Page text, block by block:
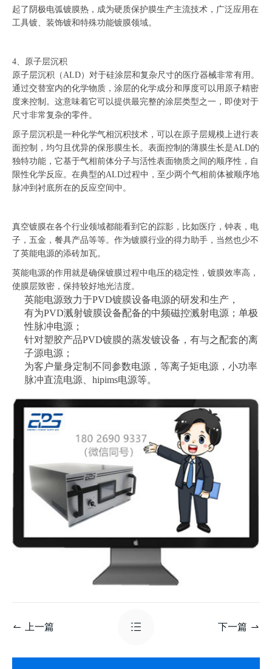
起了阴极电弧镀膜热，成为硬质保护膜生产主流技术，广泛应用在
工具镀、装饰镀和特殊功能镀膜领域。
4、原子层沉积
原子层沉积（ALD）对于硅涂层和复杂尺寸的医疗器械非常有用。
通过交替室内的化学物质，涂层的化学成分和厚度可以用原子精密
度来控制。这意味着它可以提供最完整的涂层类型之一，即使对于
尺寸非常复杂的零件。
原子层沉积是一种化学气相沉积技术，可以在原子层规模上进行表
面控制，均匀且优异的保形膜生长。表面控制的薄膜生长是ALD的
独特功能，它基于气相前体分子与活性表面物质之间的顺序性，自
限性化学反应。在典型的ALD过程中，至少两个气相前体被顺序地
脉冲到衬底所在的反应空间中。
真空镀膜在各个行业领域都能看到它的踪影，比如医疗，钟表，电
子，五金，餐具产品等等。作为镀膜行业的得力助手，当然也少不
了英能电源的添砖加瓦。
英能电源的作用就是确保镀膜过程中电压的稳定性，镀膜效率高，
使膜层致密，保持较好地光洁度。
英能电源致力于PVD镀膜设备电源的研发和生产，
有为PVD溅射镀膜设备配备的中频磁控溅射电源；单极
性脉冲电源；
针对塑胶产品PVD镀膜的蒸发镀设备，有与之配套的离
子源电源；
为客户量身定制不同参数电源，等离子矩电源，小功率
脉冲直流电源、hipims电源等。
上一篇 下一篇